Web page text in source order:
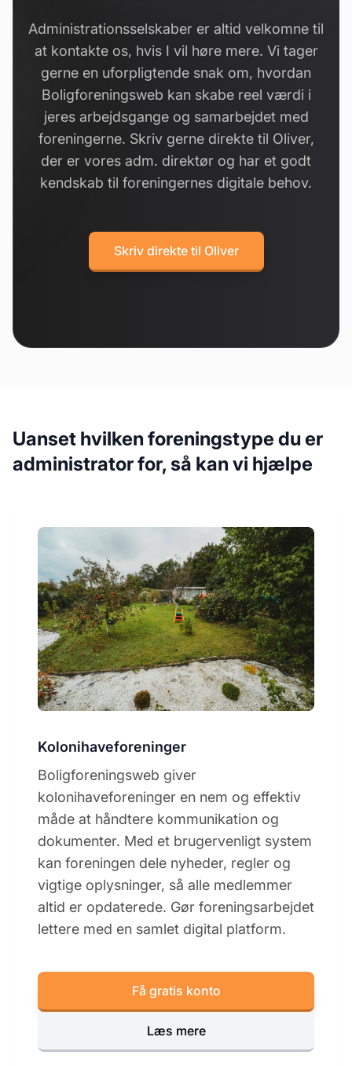
Administrationsselskaber er altid velkomne til
at kontakte os, hvis I vil høre mere. Vi tager
gerne en uforpligtende snak om, hvordan
Boligforeningsweb kan skabe reel værdi i
jeres arbejdsgange og samarbejdet med
foreningerne. Skriv gerne direkte til Oliver,
der er vores adm. direktør og har et godt
kendskab til foreningernes digitale behov.
Skriv direkte til Oliver
Uanset hvilken foreningstype du er
administrator for, så kan vi hjælpe
Kolonihaveforeninger
Boligforeningsweb giver
kolonihaveforeninger en nem og effektiv
måde at håndtere kommunikation og
dokumenter. Med et brugervenligt system
kan foreningen dele nyheder, regler og
vigtige oplysninger, så alle medlemmer
altid er opdaterede. Gør foreningsarbejdet
lettere med en samlet digital platform.
Få gratis konto
Læs mere